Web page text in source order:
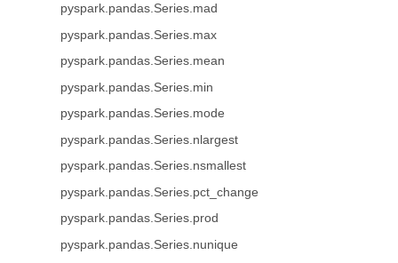
pyspark.pandas.Series.mad
pyspark.pandas.Series.max
pyspark.pandas.Series.mean
pyspark.pandas.Series.min
pyspark.pandas.Series.mode
pyspark.pandas.Series.nlargest
pyspark.pandas.Series.nsmallest
pyspark.pandas.Series.pct_change
pyspark.pandas.Series.prod
pyspark.pandas.Series.nunique